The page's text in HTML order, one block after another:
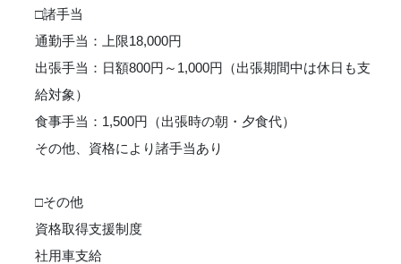
□諸手当
通勤手当：上限18,000円
出張手当：日額800円～1,000円（出張期間中は休日も支
給対象）
食事手当：1,500円（出張時の朝・夕食代）
その他、資格により諸手当あり
□その他
資格取得支援制度
社用車支給